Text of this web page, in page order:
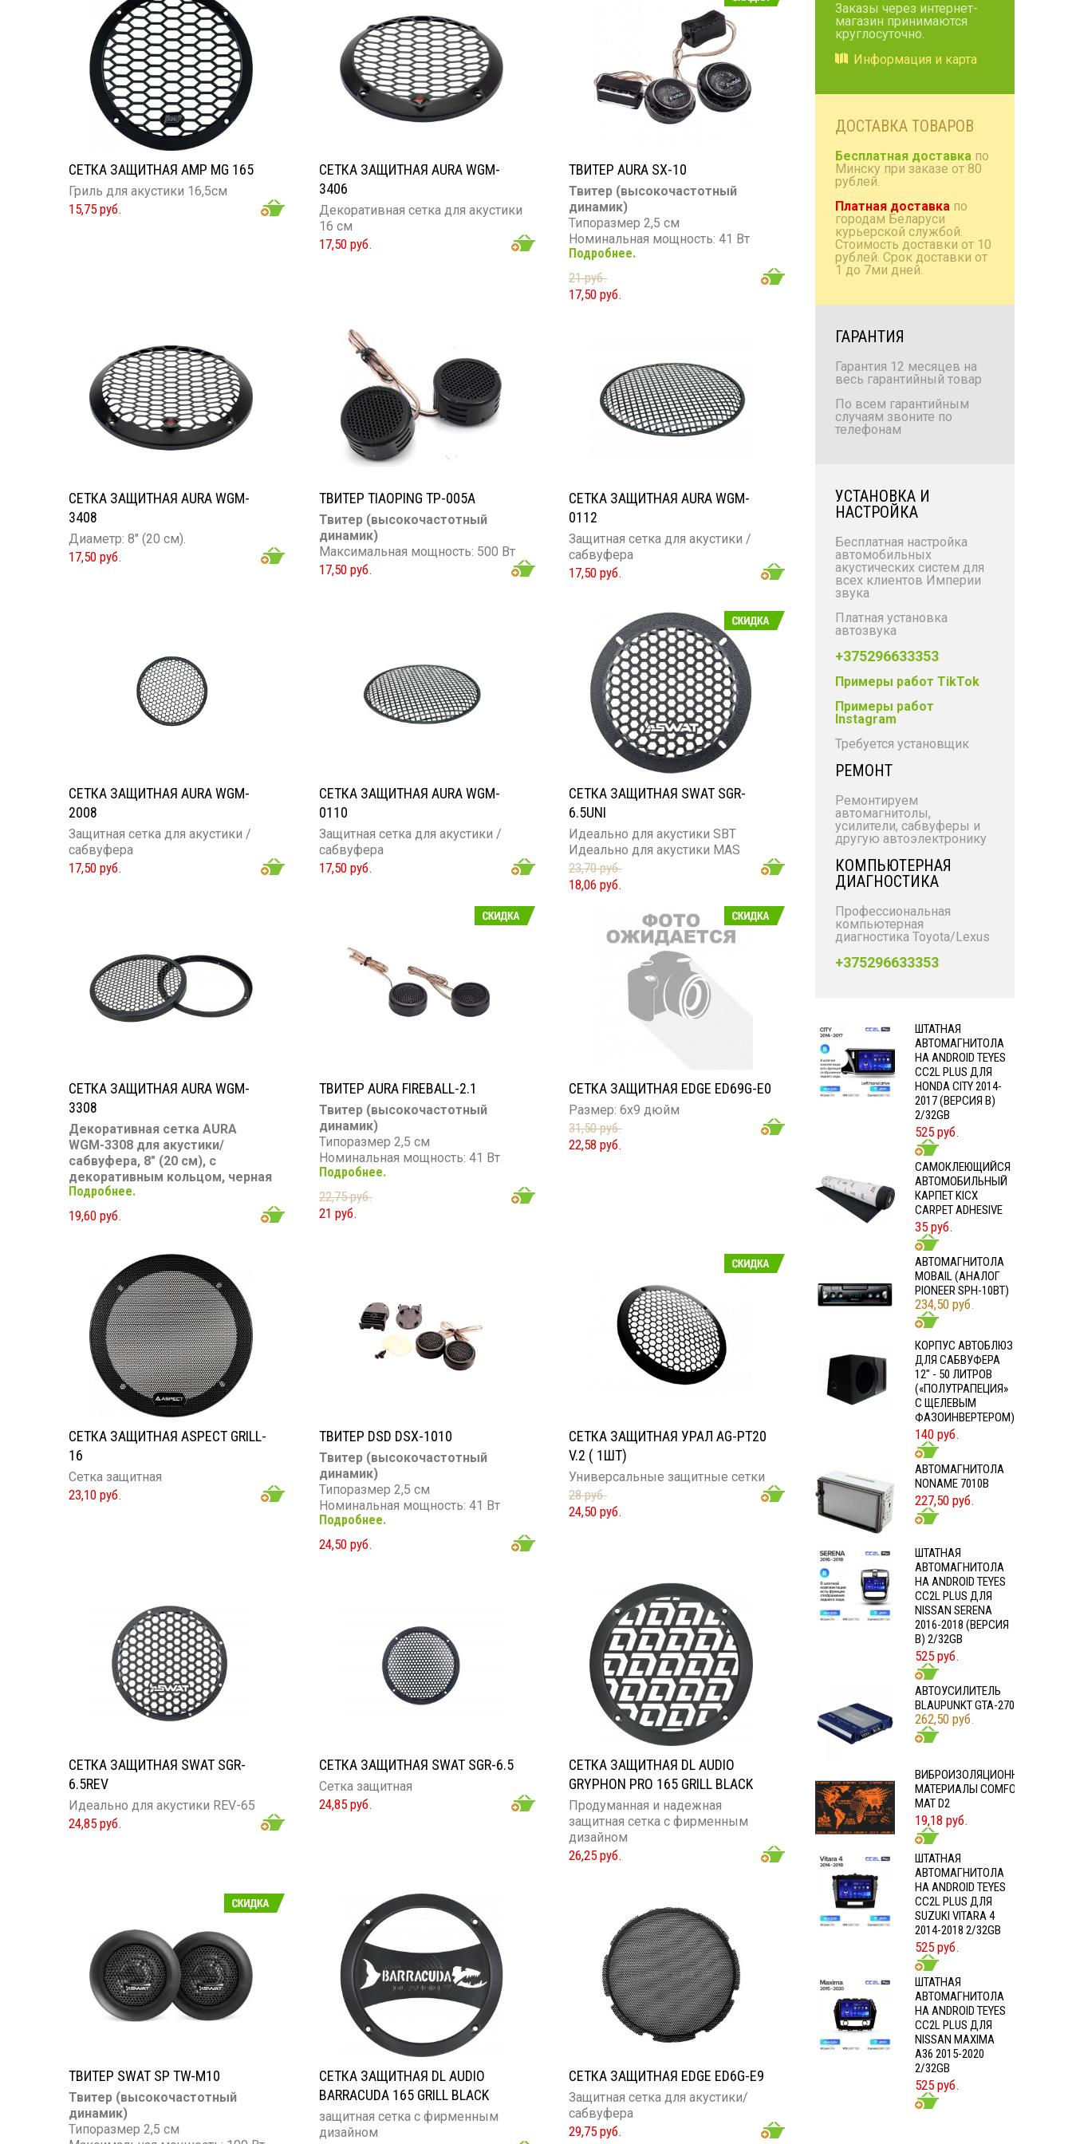
Назначение: защита динамиков и
сабвуферов
СЕТКА ЗАЩИТНАЯ AMP MG 165
Гриль для акустики 16,5см
15,75 руб.
СЕТКА ЗАЩИТНАЯ AURA WGM-
3406
Декоративная сетка для акустики
16 см
17,50 руб.
ТВИТЕР AURA SX-10
Твитер (высокочастотный
динамик)
Типоразмер 2,5 см
Номинальная мощность: 41 Вт
Максимальная мощность: 141 Вт
Диапазон частот: 4 000 - 22 000 Гц
Чувствительность: 92 дБ
Сопротивление: 4 Ом
Подробнее.
21 руб.
17,50 руб.
СЕТКА ЗАЩИТНАЯ AURA WGM-
3408
Диаметр: 8″ (20 см).
17,50 руб.
ТВИТЕР TIAOPING TP-005A
Твитер (высокочастотный
динамик)
Максимальная мощность: 500 Вт
17,50 руб.
СЕТКА ЗАЩИТНАЯ AURA WGM-
0112
Защитная сетка для акустики /
сабвуфера
17,50 руб.
СЕТКА ЗАЩИТНАЯ AURA WGM-
2008
Защитная сетка для акустики /
сабвуфера
17,50 руб.
СЕТКА ЗАЩИТНАЯ AURA WGM-
0110
Защитная сетка для акустики /
сабвуфера
17,50 руб.
СЕТКА ЗАЩИТНАЯ SWAT SGR-
6.5UNI
Идеально для акустики SBT
Идеально для акустики MAS
23,70 руб.
18,06 руб.
СЕТКА ЗАЩИТНАЯ AURA WGM-
3308
Декоративная сетка AURA
WGM-3308 для акустики/
сабвуфера, 8″ (20 см), с
декоративным кольцом, черная
Тип: защитная декоративная
сетка
Диаметр: 8″ (20 см)
Особенность: декоративное
Цвет: черный
Покрытие: порошковая окраска
Комплект: 1 шт.
Назначение: защита динамиков и
сабвуферов
Подробнее.
19,60 руб.
ТВИТЕР AURA FIREBALL-2.1
Твитер (высокочастотный
динамик)
Типоразмер 2,5 см
Номинальная мощность: 41 Вт
Максимальная мощность: 141 Вт
Диапазон частот: 4 000 - 22 000 Гц
Чувствительность: 92 дБ
Сопротивление: 4 Ом
Подробнее.
22,75 руб.
21 руб.
СЕТКА ЗАЩИТНАЯ EDGE ED69G-E0
Размер: 6х9 дюйм
31,50 руб.
22,58 руб.
СЕТКА ЗАЩИТНАЯ ASPECT GRILL-
16
Сетка защитная
23,10 руб.
ТВИТЕР DSD DSX-1010
Твитер (высокочастотный
динамик)
Типоразмер 2,5 см
Номинальная мощность: 41 Вт
Максимальная мощность: 141 Вт
Диапазон частот: 4 000 - 22 000 Гц
Чувствительность: 92 дБ
Подробнее.
24,50 руб.
СЕТКА ЗАЩИТНАЯ УРАЛ AG-PT20
V.2 ( 1ШТ)
Универсальные защитные сетки
28 руб.
24,50 руб.
СЕТКА ЗАЩИТНАЯ SWAT SGR-
6.5REV
Идеально для акустики REV-65
24,85 руб.
СЕТКА ЗАЩИТНАЯ SWAT SGR-6.5
Сетка защитная
24,85 руб.
СЕТКА ЗАЩИТНАЯ DL AUDIO
GRYPHON PRO 165 GRILL BLACK
Продуманная и надежная
защитная сетка с фирменным
дизайном
26,25 руб.
ТВИТЕР SWAT SP TW-M10
Твитер (высокочастотный
динамик)
Типоразмер 2,5 см
СЕТКА ЗАЩИТНАЯ DL AUDIO
BARRACUDA 165 GRILL BLACK
защитная сетка с фирменным
дизайном
СЕТКА ЗАЩИТНАЯ EDGE ED6G-E9
Защитная сетка для акустики/
сабвуфера
29,75 руб.
Коробки/проставки/
полки
Антенны радио и TV
Домашняя акустика
Аксессуары
Заказы через интернет-
магазин принимаются
круглосуточно.
Информация и карта
ДОСТАВКА ТОВАРОВ
Бесплатная доставка по
Минску при заказе от 80
рублей.
Платная доставка по
городам Беларуси
курьерской службой.
Стоимость доставки от 10
рублей. Срок доставки от
1 до 7ми дней.
ГАРАНТИЯ
Гарантия 12 месяцев на
весь гарантийный товар
По всем гарантийным
случаям звоните по
телефонам
УСТАНОВКА И
НАСТРОЙКА
Бесплатная настройка
автомобильных
акустических систем для
всех клиентов Империи
звука
Платная установка
автозвука
+375296633353
Примеры работ TikTok
Примеры работ
Instagram
Требуется установщик
РЕМОНТ
Ремонтируем
автомагнитолы,
усилители, сабвуферы и
другую автоэлектронику
КОМПЬЮТЕРНАЯ
ДИАГНОСТИКА
Профессиональная
компьютерная
диагностика Toyota/Lexus
+375296633353
ШТАТНАЯ
АВТОМАГНИТОЛА
НА ANDROID TEYES
CC2L PLUS ДЛЯ
HONDA CITY 2014-
2017 (ВЕРСИЯ B)
2/32GB
525 руб.
CАМОКЛЕЮЩИЙСЯ
АВТОМОБИЛЬНЫЙ
КАРПЕТ KICX
CARPET ADHESIVE
35 руб.
АВТОМАГНИТОЛА
MOBAIL (АНАЛОГ
PIONEER SPH-10BT)
234,50 руб.
КОРПУС АВТОБЛЮЗ
ДЛЯ САБВУФЕРА
12" - 50 ЛИТРОВ
(«ПОЛУТРАПЕЦИЯ»
С ЩЕЛЕВЫМ
ФАЗОИНВЕРТЕРОМ)
140 руб.
АВТОМАГНИТОЛА
NONAME 7010B
227,50 руб.
ШТАТНАЯ
АВТОМАГНИТОЛА
НА ANDROID TEYES
CC2L PLUS ДЛЯ
NISSAN SERENA
2016-2018 (ВЕРСИЯ
B) 2/32GB
525 руб.
АВТОУСИЛИТЕЛЬ
BLAUPUNKT GTA-270
262,50 руб.
ВИБРОИЗОЛЯЦИОННЫЕ
МАТЕРИАЛЫ COMFORT
MAT D2
19,18 руб.
ШТАТНАЯ
АВТОМАГНИТОЛА
НА ANDROID TEYES
CC2L PLUS ДЛЯ
SUZUKI VITARA 4
2014-2018 2/32GB
525 руб.
ШТАТНАЯ
АВТОМАГНИТОЛА
НА ANDROID TEYES
CC2L PLUS ДЛЯ
NISSAN MAXIMA
A36 2015-2020
2/32GB
525 руб.